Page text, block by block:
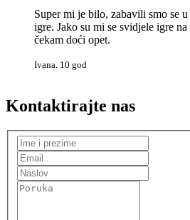
Super mi je bilo, zabavili smo se
igre. Jako su mi se svidjele igre
čekam doći opet.
Ivana. 10 god
Kontaktirajte nas